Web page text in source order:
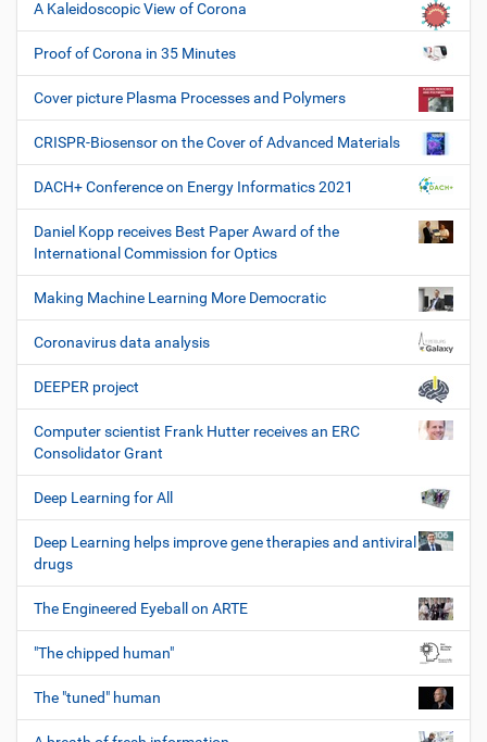
A Kaleidoscopic View of Corona
Proof of Corona in 35 Minutes
Cover picture Plasma Processes and Polymers
CRISPR-Biosensor on the Cover of Advanced Materials
DACH+ Conference on Energy Informatics 2021
Daniel Kopp receives Best Paper Award of the
International Commission for Optics
Making Machine Learning More Democratic
Coronavirus data analysis
DEEPER project
Computer scientist Frank Hutter receives an ERC
Consolidator Grant
Deep Learning for All
Deep Learning helps improve gene therapies and antiviral
drugs
The Engineered Eyeball on ARTE
"The chipped human"
The "tuned" human